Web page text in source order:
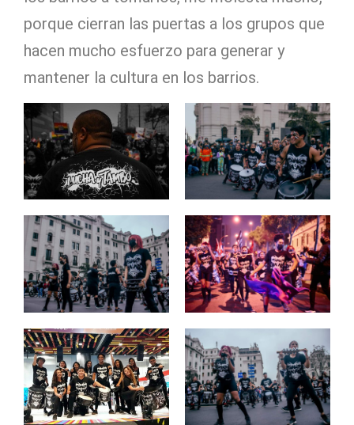
porque cierran las puertas a los grupos que
hacen mucho esfuerzo para generar y
mantener la cultura en los barrios.